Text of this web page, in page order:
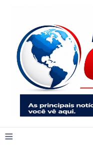
≡